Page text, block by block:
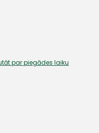
par piegādes laiku